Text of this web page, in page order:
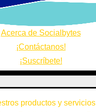
Acerca de Socialbytes
¡Contáctanos!
¡Suscríbete!
productos y servicios